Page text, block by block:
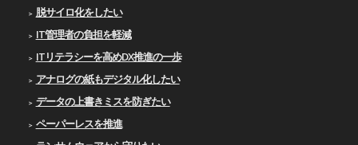
脱サイロ化をしたい
IT管理者の負担を軽減
ITリテラシーを高めDX推進の一歩
アナログの紙もデジタル化したい
データの上書きミスを防ぎたい
ペーパーレスを推進